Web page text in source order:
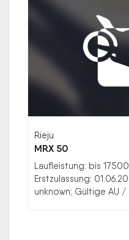
Rieju
MRX 50
Laufleistung: bis
Erstzulassung:
unknown; Gültige AU /